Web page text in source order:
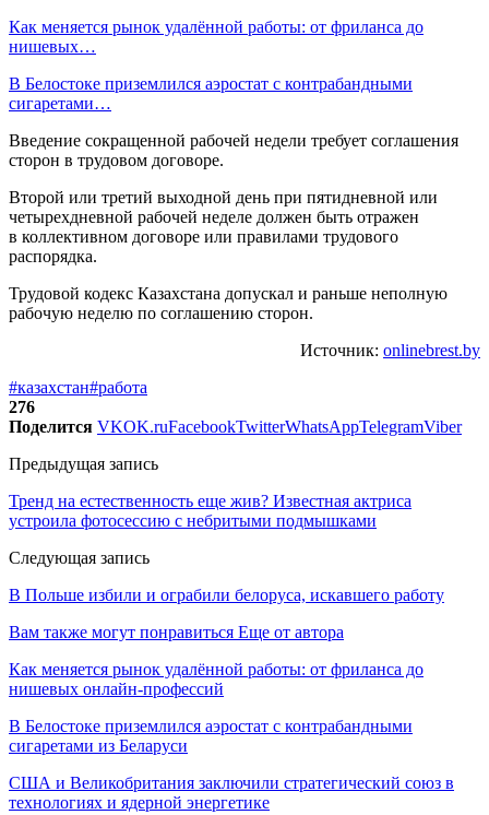
Как меняется рынок удалённой работы: от фриланса до
нишевых…
В Белостоке приземлился аэростат с контрабандными
сигаретами…
Введение сокращенной рабочей недели требует соглашения
сторон в трудовом договоре.
Второй или третий выходной день при пятидневной или
четырехдневной рабочей неделе должен быть отражен
в коллективном договоре или правилами трудового
распорядка.
Трудовой кодекс Казахстана допускал и раньше неполную
рабочую неделю по соглашению сторон.
Источник: onlinebrest.by
#казахстан#работа
276
Поделится VKOK.ruFacebookTwitterWhatsAppTelegramViber
Предыдущая запись
Тренд на естественность еще жив? Известная актриса
устроила фотосессию с небритыми подмышками
Следующая запись
В Польше избили и ограбили белоруса, искавшего работу
Вам также могут понравиться Еще от автора
Как меняется рынок удалённой работы: от фриланса до
нишевых онлайн-профессий
В Белостоке приземлился аэростат с контрабандными
сигаретами из Беларуси
США и Великобритания заключили стратегический союз в
технологиях и ядерной энергетике